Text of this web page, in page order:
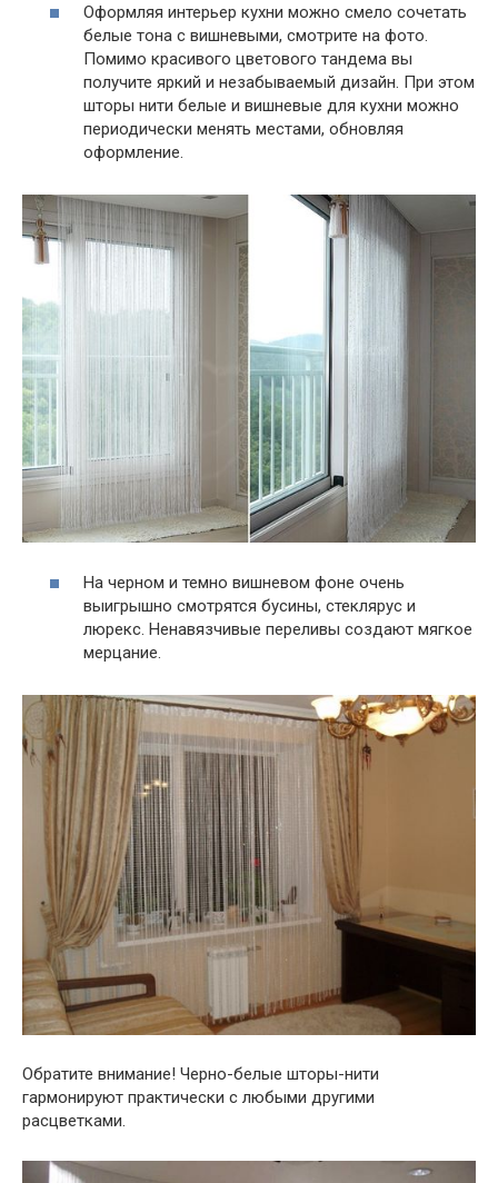
Оформляя интерьер кухни можно смело сочетать
белые тона с вишневыми, смотрите на фото.
Помимо красивого цветового тандема вы
получите яркий и незабываемый дизайн. При этом
шторы нити белые и вишневые для кухни можно
периодически менять местами, обновляя
оформление.
На черном и темно вишневом фоне очень
выигрышно смотрятся бусины, стеклярус и
люрекс. Ненавязчивые переливы создают мягкое
мерцание.
Обратите внимание! Черно-белые шторы-нити
гармонируют практически с любыми другими
расцветками.